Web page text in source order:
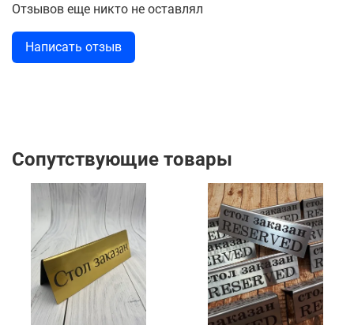
Отзывов еще никто не оставлял
Написать отзыв
Сопутствующие товары